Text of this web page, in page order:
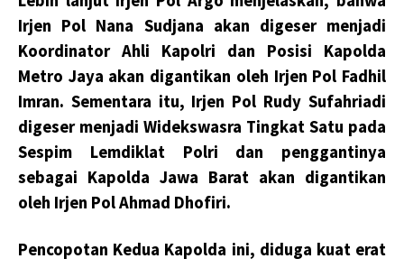
Irjen Pol Nana Sudjana akan digeser menjadi
Koordinator Ahli Kapolri dan Posisi Kapolda
Metro Jaya akan digantikan oleh Irjen Pol Fadhil
Imran. Sementara itu, Irjen Pol Rudy Sufahriadi
digeser menjadi Widekswasra Tingkat Satu pada
Sespim Lemdiklat Polri dan penggantinya
sebagai Kapolda Jawa Barat akan digantikan
oleh Irjen Pol Ahmad Dhofiri.
Pencopotan Kedua Kapolda ini, diduga kuat erat